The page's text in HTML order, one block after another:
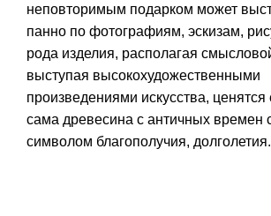
неповторимым подарком может
панно по фотографиям, эскизам,
рода изделия, располагая
выступая высокохудожественными
произведениями искусства,
сама древесина с античных времен
символом благополучия, долголетия.